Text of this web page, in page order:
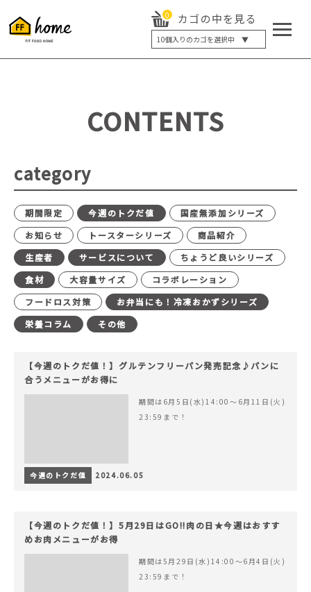
0 カゴの中を見る
10個入りのカゴを選択中 ▼
5個入り
20個入り
最大12%OFF
CONTENTS
category
期間限定 今週のトクだ値
国産無添加シリーズ
お知らせ
トースターシリーズ
商品紹介
生産者
サービスについて
ちょうど良いシリーズ
食材
大容量サイズ
コラボレーション
フードロス対策
お弁当にも！冷凍おかずシリーズ
栄養コラム
その他
【今週のトクだ値！】グルテンフリーパン発売記念♪パンに
合うメニューがお得に
期間は6月5日(水)14:00〜6月11日(火)
23:59まで！
今週のトクだ値 2024.06.05
【今週のトクだ値！】5月29日はGO!!肉の日★今週はおすす
めお肉メニューがお得
期間は5月29日(水)14:00〜6月4日(火)
23:59まで！